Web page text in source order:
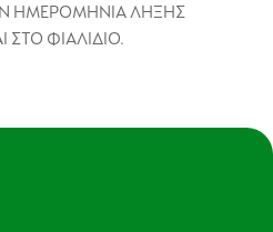
ΗΜΕΡΟΜΗΝΙΑ ΛΗΞΗΣ
ΣΤΟ ΦΙΑΛΙΔΙΟ.